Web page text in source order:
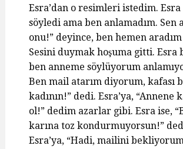
Esra’dan o resimleri istedim.
söyledi ama ben anlamadım. Sen
onu!” deyince, ben hemen aradım
Sesini duymak hoşuma gitti. Esra
ben anneme söylüyorum
Ben mail atarım diyorum, kafası
kadının!” dedi. Esra’ya, “Annene
ol!” dedim azarlar gibi. Esra ise,
karına toz kondurmuyorsun!”
Esra’ya, “Hadi, mailini